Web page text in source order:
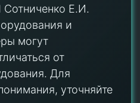
Е.И.
и
могут
от
Для
уточняйте